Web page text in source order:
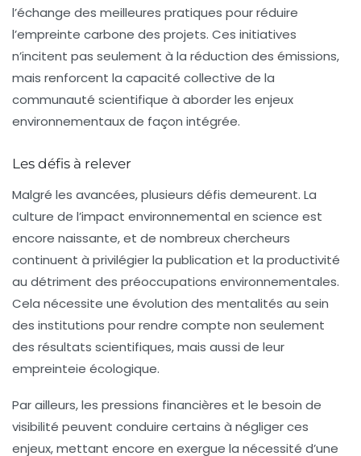
l’échange des meilleures pratiques pour réduire
l’empreinte carbone des projets. Ces initiatives
n’incitent pas seulement à la réduction des émissions,
mais renforcent la capacité collective de la
communauté scientifique à aborder les enjeux
environnementaux de façon intégrée.
Les défis à relever
Malgré les avancées, plusieurs défis demeurent. La
culture de l’impact environnemental en science est
encore naissante, et de nombreux chercheurs
continuent à privilégier la publication et la productivité
au détriment des préoccupations environnementales.
Cela nécessite une évolution des mentalités au sein
des institutions pour rendre compte non seulement
des résultats scientifiques, mais aussi de leur
empreinteie écologique.
Par ailleurs, les pressions financières et le besoin de
visibilité peuvent conduire certains à négliger ces
enjeux, mettant encore en exergue la nécessité d’une